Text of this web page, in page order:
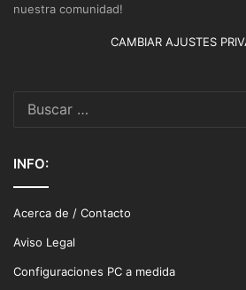
nuestra comunidad!
CAMBIAR AJUSTES
INFO:
Acerca de / Contacto
Aviso Legal
Configuraciones PC a medida